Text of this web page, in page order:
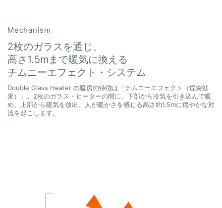
Mechanism
2枚のガラスを通じ、
高さ1.5mまで暖気に換える
チムニーエフェクト・システム
Double Glass Heater の暖房の特徴は「チムニーエフェクト（煙突効
果）」。2枚のガラス・ヒーターの間に、下部から冷気を引き込んで暖
め、上部から暖気を放出。人が暖かさを感じる高さ約1.5mに穏やかな対
流を起こします。